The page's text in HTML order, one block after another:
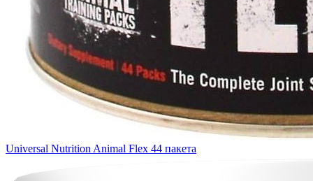
Universal Nutrition Animal Flex 44 пакета